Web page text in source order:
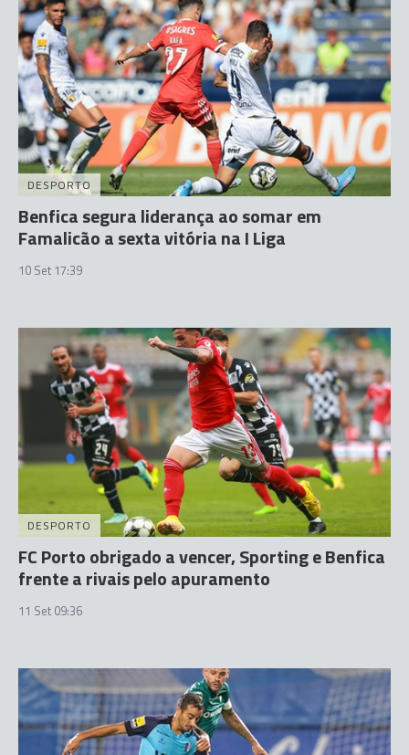
DESPORTO
Benfica segura liderança ao somar em
Famalicão a sexta vitória na I Liga
10 Set 17:39
DESPORTO
FC Porto obrigado a vencer, Sporting e Benfica
frente a rivais pelo apuramento
11 Set 09:36